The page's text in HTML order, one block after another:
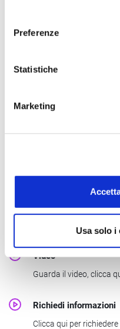
Preferenze
Statistiche
Marketing
Usa solo i
Tutti i servizi di
recuperati
RISORSE
Risorse e materiali
Video
Guarda il video, clicca
Richiedi informazioni
Clicca qui per